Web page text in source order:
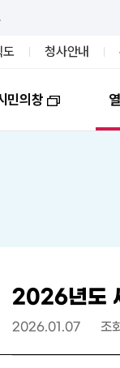
도 청사안내
민의창
2026년도
2026.01.07 조